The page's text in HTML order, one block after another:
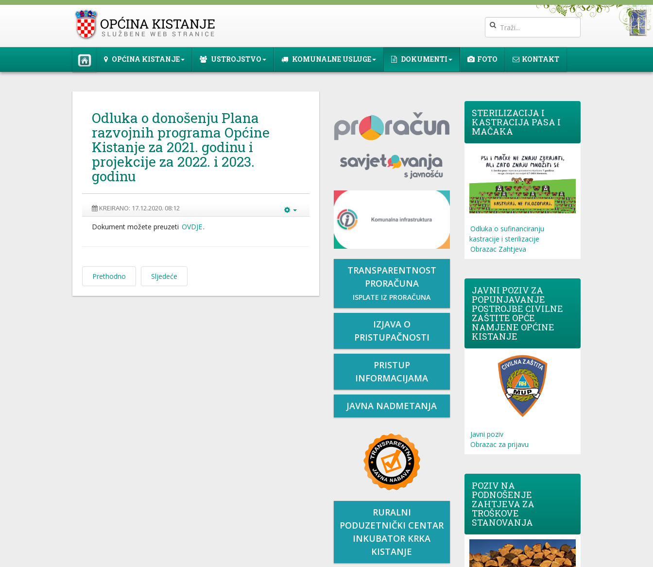
OPĆINA KISTANJE USTROJSTVO KOMUNALNE USLUGE DOKUMENTI FOTO KONTAKT
Odluka o donošenju Plana
razvojnih programa Općine
Kistanje za 2021. godinu i
projekcije za 2022. i 2023.
godinu
KREIRANO: 17.12.2020. 08:12
Dokument možete preuzeti OVDJE.
Prethodno Sljedeće
TRANSPARENTNOST
PRORAČUNA
ISPLATE IZ PRORAČUNA
IZJAVA O
PRISTUPAČNOSTI
PRISTUP
INFORMACIJAMA
JAVNA NADMETANJA
RURALNI
PODUZETNIČKI CENTAR
INKUBATOR KRKA
KISTANJE
STERILIZACIJA I
KASTRACIJA PASA I
MAČAKA
Odluka o sufinanciranju
kastracije i sterilizacije
Obrazac Zahtjeva
JAVNI POZIV ZA
POPUNJAVANJE
POSTROJBE CIVILNE
ZAŠTITE OPĆE
NAMJENE OPĆINE
KISTANJE
Javni poziv
Obrazac za prijavu
POZIV NA
PODNOŠENJE
ZAHTJEVA ZA
TROŠKOVE
STANOVANJA